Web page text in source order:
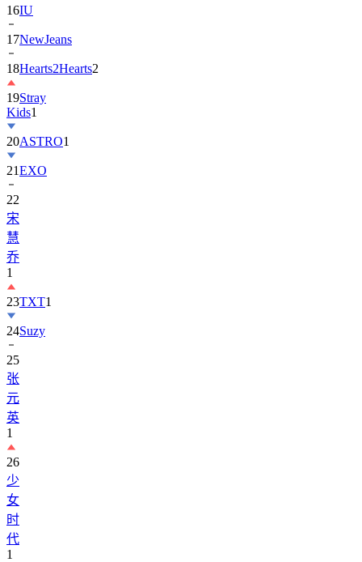
16IU
17NewJeans
18Hearts2Hearts2
19Stray
Kids1
20ASTRO1
21EXO
22
宋
慧
乔
1
23TXT1
24Suzy
25
张
元
英
1
26
少
女
时
代
1